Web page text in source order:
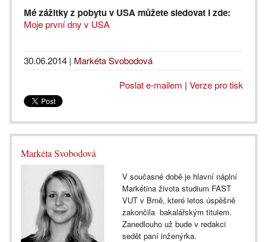
Mé zážitky z pobytu v USA můžete sledovat i zde:
Moje první dny v USA
30.06.2014 | Markéta Svobodová
Poslat e-mailem | Verze pro tisk
Markéta Svobodová
V současné době je hlavní náplní
Markétina života studium FAST
VUT v Brně, které letos úspěšně
zakončila bakalářským titulem.
Zanedlouho už bude v redakci
sedět paní inženýrka.